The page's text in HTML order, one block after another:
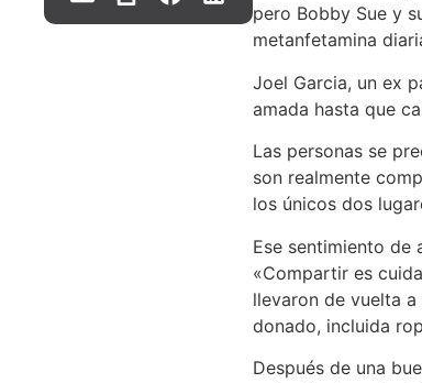
pero Bobby Sue y
metanfetamina
Joel Garcia, un ex
amada hasta que
Las personas se
son realmente
los únicos dos
Ese sentimiento de
«Compartir es
llevaron de vuelta
donado, incluida
Después de una